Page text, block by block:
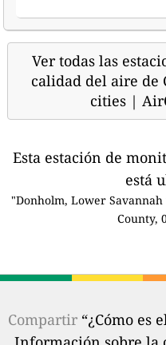
Ver todas las
calidad del aire
cities |
Esta estación de
está
"Donholm, Lower
County,
Compartir“¿Cómo es